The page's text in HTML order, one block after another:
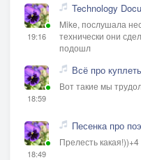
19:16
Technology
Mike, послушала
технически они
подошл
18:59
Всё про
Вот такие мы
18:49
Песенка про
Прелесть какая!))+4